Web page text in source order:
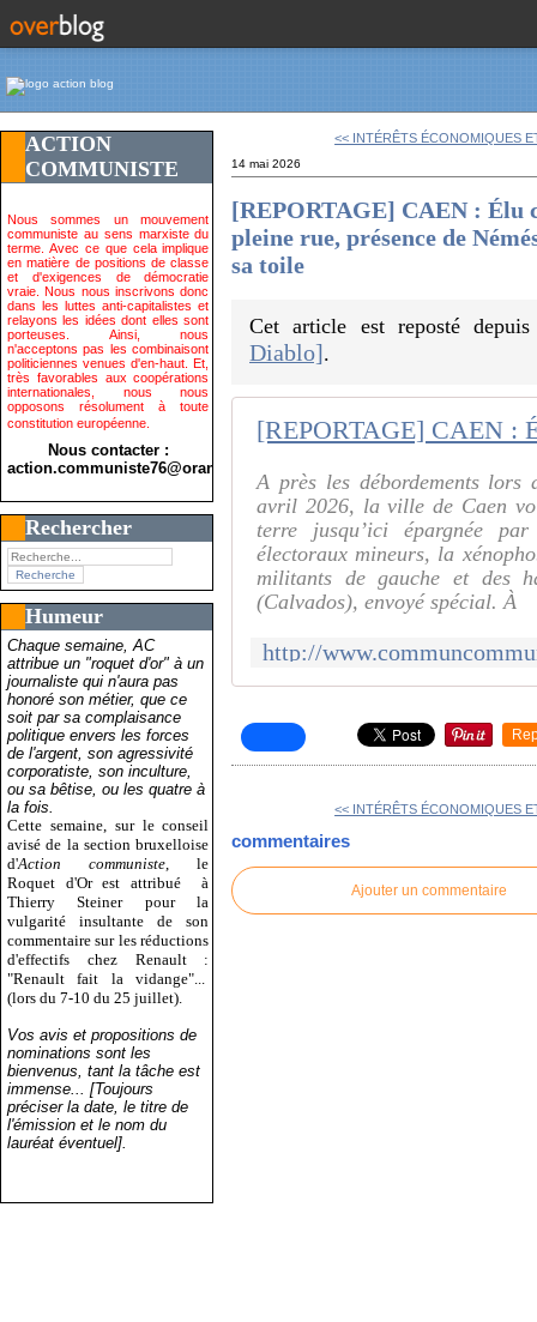
ACTION
COMMUNISTE
Nous sommes un mouvement
communiste au sens marxiste du
terme. Avec ce que cela implique
en matière de positions de classe
et d'exigences de démocratie
vraie. Nous nous inscrivons donc
dans les luttes anti-capitalistes et
relayons les idées dont elles sont
porteuses. Ainsi, nous
n'acceptons pas les combinaisont
politiciennes venues d'en-haut. Et,
très favorables aux coopérations
internationales, nous nous
opposons résolument à toute
constitution européenne.
Nous contacter :
action.communiste76@orange.fr>
Rechercher
Humeur
Chaque semaine, AC
attribue un "roquet d'or" à un
journaliste qui n'aura pas
honoré son métier, que ce
soit par sa complaisance
politique envers les forces
de l'argent, son agressivité
corporatiste, son inculture,
ou sa bêtise, ou les quatre à
la fois.
Cette semaine, sur le conseil
avisé de la section bruxelloise
d'Action communiste , le
Roquet d'Or est attribué
à
Thierry Steiner pour la
vulgarité insultante de son
commentaire sur les réductions
d'effectifs chez Renault :
"Renault fait la vidange"...
(lors du 7-10 du 25 juillet).
Vos avis et propositions de
nominations sont les
bienvenus, tant la tâche est
immense... [Toujours
préciser la date, le titre de
l'émission et le nom du
lauréat éventuel].
<< INTÉRÊTS ÉCONOMIQUES
14 mai 2026
[REPORTAGE] CAEN : Élu
pleine rue, présence de
sa toile
Cet article est reposté
Diablo].
A près les débordements
avril 2026, la ville de Caen
terre jusqu’ici épargnée
électoraux mineurs, la
militants de gauche et des
(Calvados), envoyé spécial. À
<< INTÉRÊTS ÉCONOMIQUES
commentaires
Ajouter un commentaire